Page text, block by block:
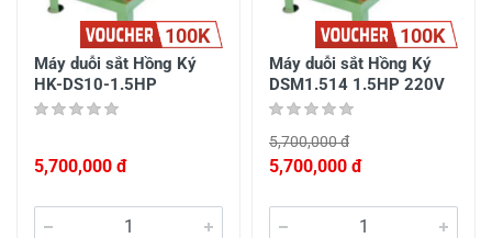
100K
Máy duỗi sắt Hồng Ký
HK-DS10-1.5HP
5,700,000 đ
100K
Máy duỗi sắt Hồng Ký
DSM1.514 1.5HP 220V
5,700,000 đ
5,700,000 đ